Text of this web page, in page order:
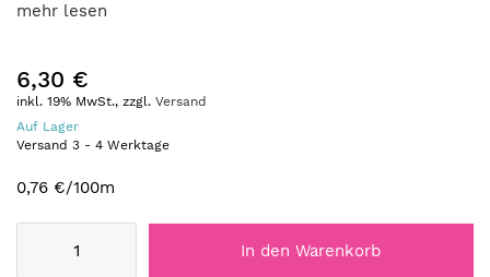
mehr lesen
6,30 €
inkl. 19% MwSt., zzgl. Versand
Auf Lager
Versand 3 - 4 Werktage
0,76 €/100m
In den Warenkorb